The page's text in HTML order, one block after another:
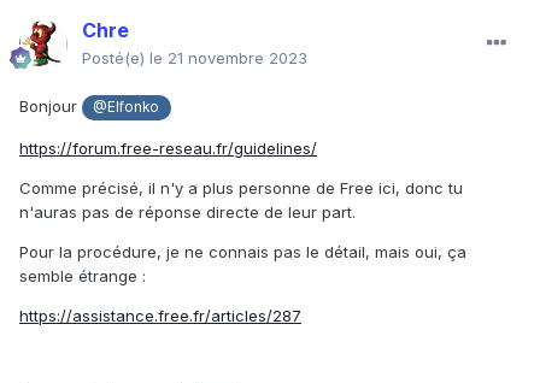
Chre
Posté(e) le 21 novembre 2023
Bonjour @Elfonko
https://forum.free-reseau.fr/guidelines/
Comme précisé, il n'y a plus personne de Free ici, donc tu
n'auras pas de réponse directe de leur part.
Pour la procédure, je ne connais pas le détail, mais oui, ça
semble étrange :
https://assistance.free.fr/articles/287